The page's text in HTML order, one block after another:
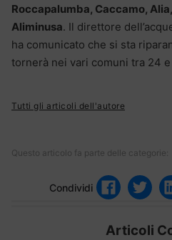
Roccapalumba, Caccamo,
Aliminusa. Il direttore
ha comunicato che si sta
tornerà nei vari comuni tra 24
Tutti gli articoli dell'autore
Questo articolo fa parte delle categorie:
Condividi
Articoli